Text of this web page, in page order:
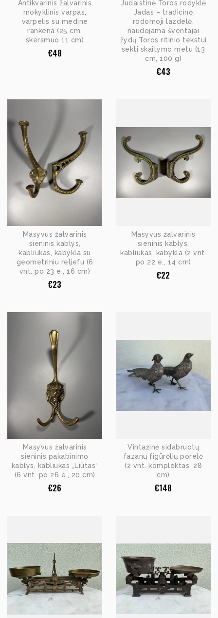
Antikvarinis žalvarinis
mokyklinis varpas,
varpelis su medine
rankena (25 cm,
skersmuo 11 cm)
€48
Judaistinė Toros rodyklė
Jadas – tradicinė
rodomoji lazdelė,
naudojama šventajai
žydų Toros ritinio tekstui
sekti skaitymo metu (13
cm, 100 g)
€43
Masyvus žalvarinis
sieninis kablys,
kabliukas, kabykla su
geometriniu reljefu (6
vnt. po 23 e., 16 cm)
€23
Masyvus žalvarinis
sieninis kablys.
kabliukas, kabykla (2 vnt.
po 22 e., 14 cm)
€22
Masyvus žalvarinis
sieninis pakabinimo
kablys, kabliukas „Liūtas“
(6 vnt. po 26 e., 20 cm)
€26
Vintažinė sidabruotų
fazanų figūrėlių porelė
(2 vnt. komplektas, 28
cm)
€148